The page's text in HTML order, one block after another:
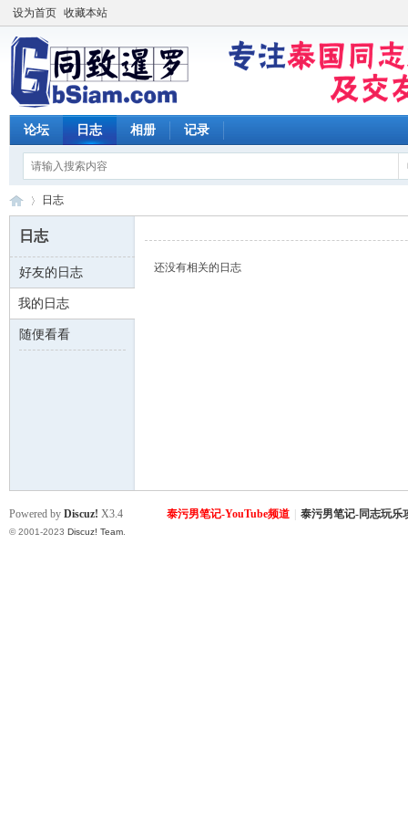
设为首页 收藏本站
论坛 日志 相册 记录
同 ›
日志
日志
好友的日志
我的日志
随便看看
还没有相关的日志
泰污男笔记-YouTube频道 泰污男笔记-同志玩乐
Powered by Discuz! X3.4
© 2001-2023 Discuz! Team.